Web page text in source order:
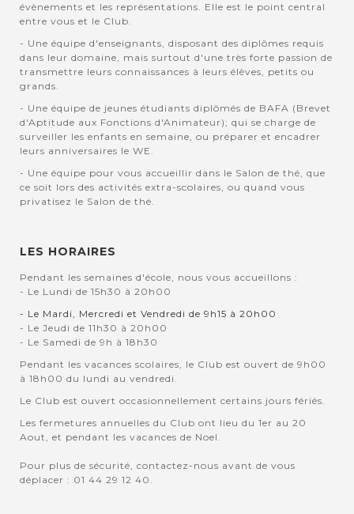
évènements et les représentations. Elle est le point central
entre vous et le Club.
- Une équipe d'enseignants, disposant des diplômes requis
dans leur domaine, mais surtout d'une très forte passion de
transmettre leurs connaissances à leurs élèves, petits ou
grands.
- Une équipe de jeunes étudiants diplômés de BAFA (Brevet
d'Aptitude aux Fonctions d'Animateur); qui se charge de
surveiller les enfants en semaine, ou préparer et encadrer
leurs anniversaires le WE.
- Une équipe pour vous accueillir dans le Salon de thé, que
ce soit lors des activités extra-scolaires, ou quand vous
privatisez le Salon de thé.
LES HORAIRES
Pendant les semaines d'école, nous vous accueillons :
- Le Lundi de 15h30 à 20h00
- Le Mardi, Mercredi et Vendredi de 9h15 à 20h00
- Le Jeudi de 11h30 à 20h00
- Le Samedi de 9h à 18h30
Pendant les vacances scolaires, le Club est ouvert de 9h00
à 18h00 du lundi au vendredi.
Le Club est ouvert occasionnellement certains jours fériés.
Les fermetures annuelles du Club ont lieu du 1er au 20
Aout, et pendant les vacances de Noel.
Pour plus de sécurité, contactez-nous avant de vous
déplacer : 01 44 29 12 40.